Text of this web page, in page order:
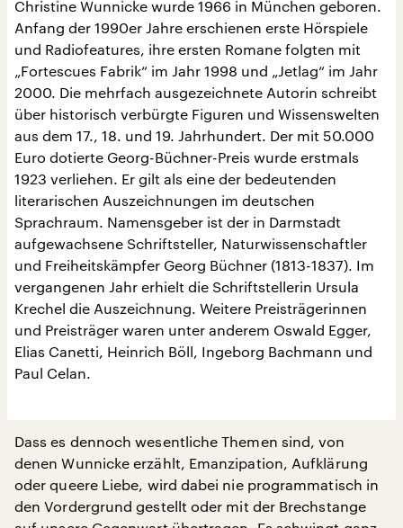
Christine Wunnicke wurde 1966 in München geboren.
Anfang der 1990er Jahre erschienen erste Hörspiele
und Radiofeatures, ihre ersten Romane folgten mit
„Fortescues Fabrik“ im Jahr 1998 und „Jetlag“ im Jahr
2000. Die mehrfach ausgezeichnete Autorin schreibt
über historisch verbürgte Figuren und Wissenswelten
aus dem 17., 18. und 19. Jahrhundert. Der mit 50.000
Euro dotierte Georg-Büchner-Preis wurde erstmals
1923 verliehen. Er gilt als eine der bedeutenden
literarischen Auszeichnungen im deutschen
Sprachraum. Namensgeber ist der in Darmstadt
aufgewachsene Schriftsteller, Naturwissenschaftler
und Freiheitskämpfer Georg Büchner (1813-1837). Im
vergangenen Jahr erhielt die Schriftstellerin Ursula
Krechel die Auszeichnung. Weitere Preisträgerinnen
und Preisträger waren unter anderem Oswald Egger,
Elias Canetti, Heinrich Böll, Ingeborg Bachmann und
Paul Celan.
Dass es dennoch wesentliche Themen sind, von
denen Wunnicke erzählt, Emanzipation, Aufklärung
oder queere Liebe, wird dabei nie programmatisch in
den Vordergrund gestellt oder mit der Brechstange